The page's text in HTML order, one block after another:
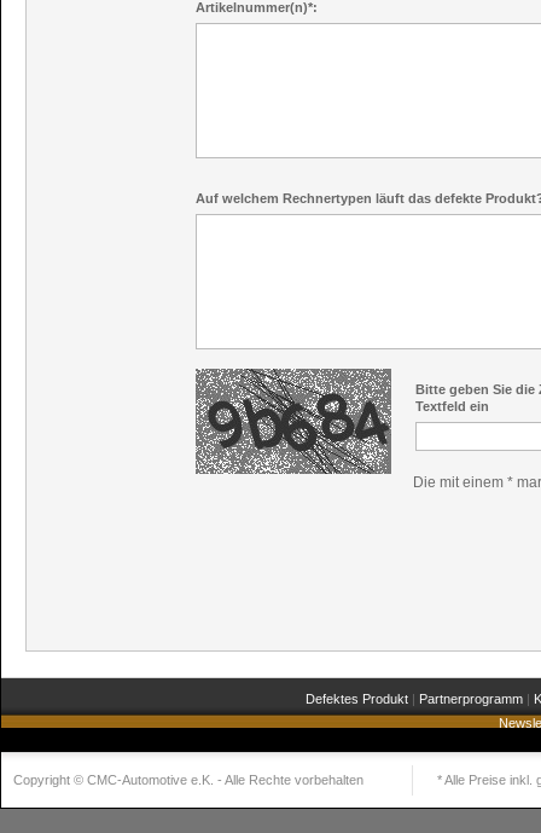
Artikelnummer(n)*:
Auf welchem Rechnertypen läuft das defekte
Bitte geben Sie
Textfeld ein
Die mit einem *
Defektes Produkt | Partnerprogramm |
Copyright © CMC-Automotive e.K. - Alle Rechte vorbehalten * Alle Preise